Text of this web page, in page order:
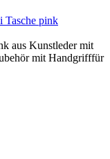
Tasche pink
aus Kunstleder mit
mit Handgrifffür